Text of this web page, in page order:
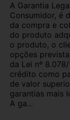
A Garantia
Consumidor, é
da compra e
do produto
o produto, o
opções
da Lei nº
crédito como
de valor
garantias mais
A ga...